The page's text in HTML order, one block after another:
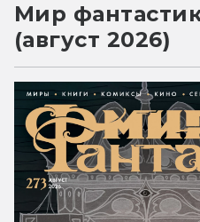
Мир
(август 2026)